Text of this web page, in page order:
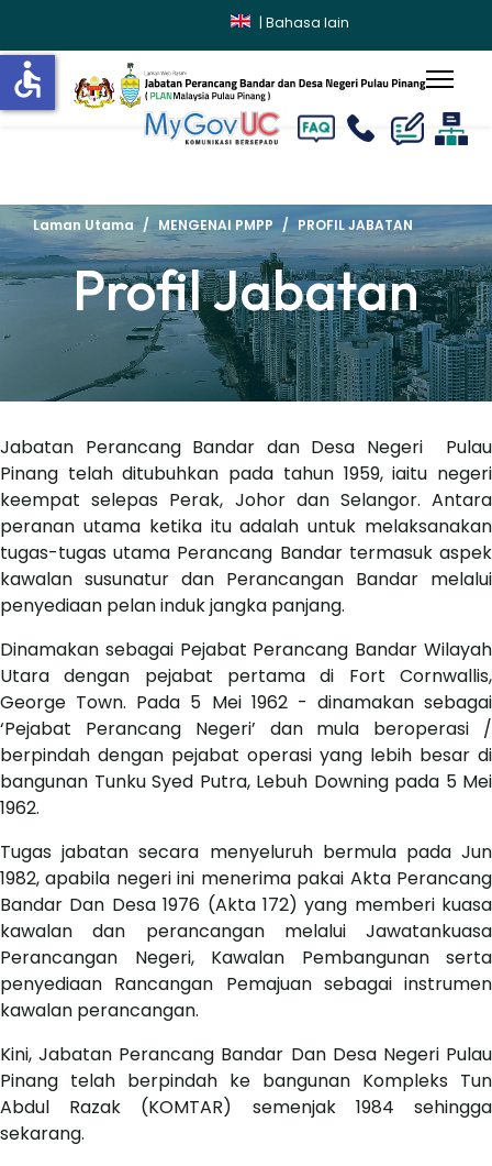
| Bahasa lain
Laman Utama MENGENAI PMPP PROFIL JABATAN
Profil Jabatan
Jabatan Perancang Bandar dan Desa Negeri Pulau
Pinang telah ditubuhkan pada tahun 1959, iaitu negeri
keempat selepas Perak, Johor dan Selangor. Antara
peranan utama ketika itu adalah untuk melaksanakan
tugas-tugas utama Perancang Bandar termasuk aspek
kawalan susunatur dan Perancangan Bandar melalui
penyediaan pelan induk jangka panjang.
Dinamakan sebagai Pejabat Perancang Bandar Wilayah
Utara dengan pejabat pertama di Fort Cornwallis,
George Town. Pada 5 Mei 1962 - dinamakan sebagai
‘Pejabat Perancang Negeri’ dan mula beroperasi /
berpindah dengan pejabat operasi yang lebih besar di
bangunan Tunku Syed Putra, Lebuh Downing pada 5 Mei
1962.
Tugas jabatan secara menyeluruh bermula pada Jun
1982, apabila negeri ini menerima pakai Akta Perancang
Bandar Dan Desa 1976 (Akta 172) yang memberi kuasa
kawalan dan perancangan melalui Jawatankuasa
Perancangan Negeri, Kawalan Pembangunan serta
penyediaan Rancangan Pemajuan sebagai instrumen
kawalan perancangan.
Kini, Jabatan Perancang Bandar Dan Desa Negeri Pulau
Pinang telah berpindah ke bangunan Kompleks Tun
Abdul Razak (KOMTAR) semenjak 1984 sehingga
sekarang.
accessible